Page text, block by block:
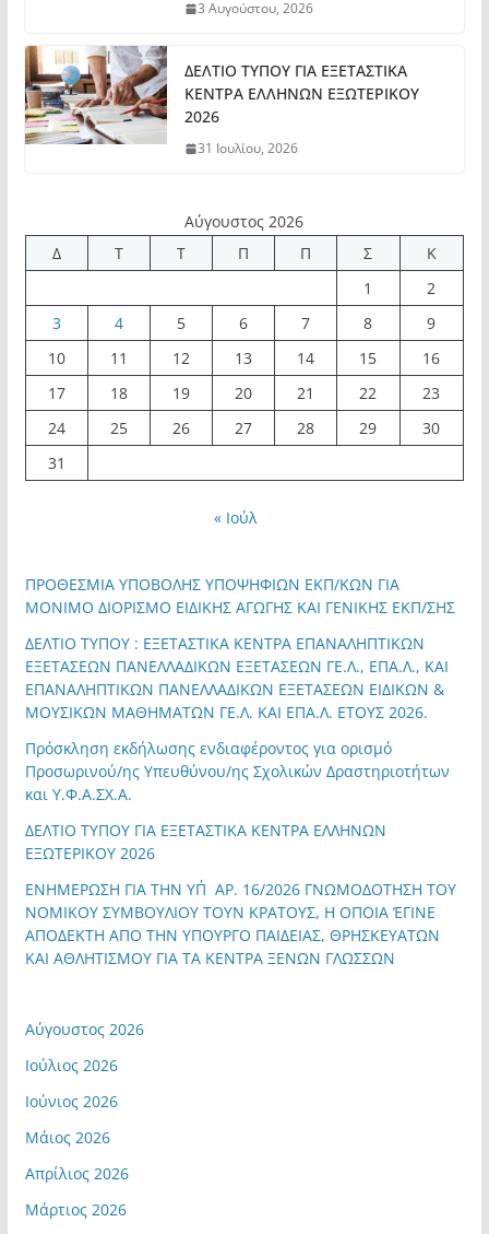
3 Αυγούστου, 2026
ΔΕΛΤΙΟ ΤΥΠΟΥ ΓΙΑ ΕΞΕΤΑΣΤΙΚΑ
ΚΕΝΤΡΑ ΕΛΛΗΝΩΝ ΕΞΩΤΕΡΙΚΟΥ
2026
31 Ιουλίου, 2026
Αύγουστος 2026
Δ
Τ Τ Π Π Σ
Κ
1
2
3
4 5 6 7 8
9
10
11 12 13 14 15
16
17
18 19 20 21 22
23
24
25 26 27 28 29
30
31
« Ιούλ
ΠΡΟΘΕΣΜΙΑ ΥΠΟΒΟΛΗΣ ΥΠΟΨΗΦΙΩΝ ΕΚΠ/ΚΩΝ ΓΙΑ
ΜΟΝΙΜΟ ΔΙΟΡΙΣΜΟ ΕΙΔΙΚΗΣ ΑΓΩΓΗΣ ΚΑΙ ΓΕΝΙΚΗΣ ΕΚΠ/ΣΗΣ
ΔΕΛΤΙΟ ΤΥΠΟΥ : ΕΞΕΤΑΣΤΙΚΑ ΚΕΝΤΡΑ ΕΠΑΝΑΛΗΠΤΙΚΩΝ
ΕΞΕΤΑΣΕΩΝ ΠΑΝΕΛΛΑΔΙΚΩΝ ΕΞΕΤΑΣΕΩΝ ΓΕ.Λ., ΕΠΑ.Λ., ΚΑΙ
ΕΠΑΝΑΛΗΠΤΙΚΩΝ ΠΑΝΕΛΛΑΔΙΚΩΝ ΕΞΕΤΑΣΕΩΝ ΕΙΔΙΚΩΝ &
ΜΟΥΣΙΚΩΝ ΜΑΘΗΜΑΤΩΝ ΓΕ.Λ. ΚΑΙ ΕΠΑ.Λ. ΕΤΟΥΣ 2026.
Πρόσκληση εκδήλωσης ενδιαφέροντος για ορισμό
Προσωρινού/ης Υπευθύνου/ης Σχολικών Δραστηριοτήτων
και Υ.Φ.Α.ΣΧ.Α.
ΔΕΛΤΙΟ ΤΥΠΟΥ ΓΙΑ ΕΞΕΤΑΣΤΙΚΑ ΚΕΝΤΡΑ ΕΛΛΗΝΩΝ
ΕΞΩΤΕΡΙΚΟΥ 2026
ΕΝΗΜΕΡΩΣΗ ΓΙΑ ΤΗΝ ΥΠ΄ΑΡ. 16/2026 ΓΝΩΜΟΔΟΤΗΣΗ ΤΟΥ
ΝΟΜΙΚΟΥ ΣΥΜΒΟΥΛΙΟΥ ΤΟΥΝ ΚΡΑΤΟΥΣ, Η ΟΠΟΙΑ ΈΓΙΝΕ
ΑΠΟΔΕΚΤΗ ΑΠΟ ΤΗΝ ΥΠΟΥΡΓΟ ΠΑΙΔΕΙΑΣ, ΘΡΗΣΚΕΥΑΤΩΝ
ΚΑΙ ΑΘΛΗΤΙΣΜΟΥ ΓΙΑ ΤΑ ΚΕΝΤΡΑ ΞΕΝΩΝ ΓΛΩΣΣΩΝ
Αύγουστος 2026
Ιούλιος 2026
Ιούνιος 2026
Μάιος 2026
Απρίλιος 2026
Μάρτιος 2026